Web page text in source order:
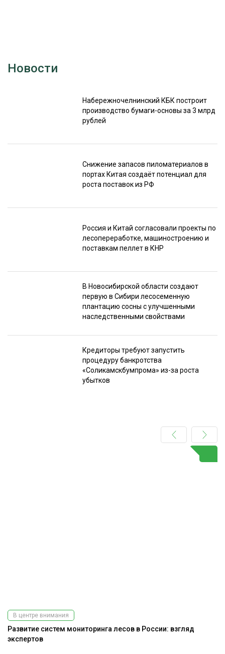
Новости
Набережночелнинский КБК построит
производство бумаги-основы за 3 млрд
рублей
Снижение запасов пиломатериалов в
портах Китая создаёт потенциал для
роста поставок из РФ
Россия и Китай согласовали проекты по
лесопереработке, машиностроению и
поставкам пеллет в КНР
В Новосибирской области создают
первую в Сибири лесосеменную
плантацию сосны с улучшенными
наследственными свойствами
Кредиторы требуют запустить
процедуру банкротства
«Соликамскбумпрома» из-за роста
убытков
В центре внимания
Развитие систем мониторинга лесов в России: взгляд
экспертов